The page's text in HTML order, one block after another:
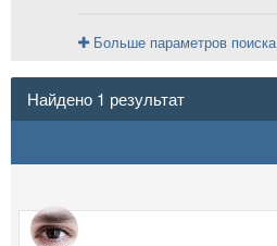
Больше параметров поиска
Найдено 1 результат